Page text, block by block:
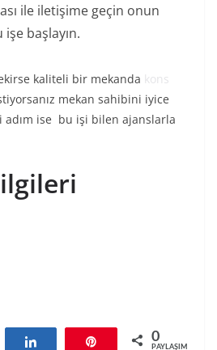
ile iletişime geçin onun
başlayın.
kaliteli bir mekanda kons
mekan sahibini iyice
adım ise bu işi bilen ajanslarla
0
PAYLAŞIMLAR